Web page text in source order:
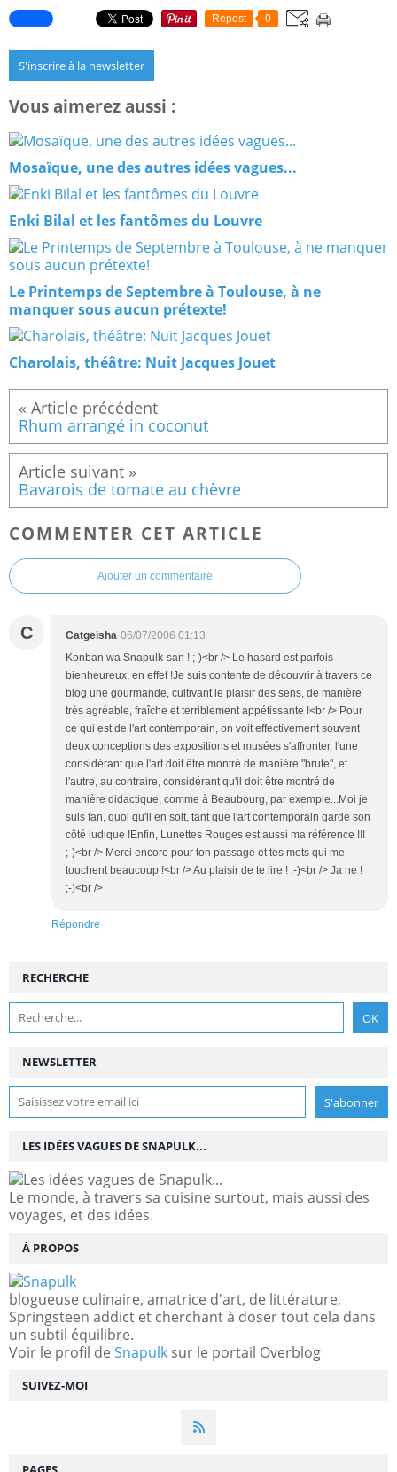
Repost 0
S'inscrire à la newsletter
Vous aimerez aussi :
Mosaïque, une des autres idées vagues...
Enki Bilal et les fantômes du Louvre
Le Printemps de Septembre à Toulouse, à ne
manquer sous aucun prétexte!
Charolais, théâtre: Nuit Jacques Jouet
Rhum arrangé in coconut
Bavarois de tomate au chèvre
COMMENTER CET ARTICLE
Ajouter un commentaire
C Catgeisha 06/07/2006 01:13
Konban wa Snapulk-san ! ;-)<br /> Le hasard est parfois
bienheureux, en effet !Je suis contente de découvrir à travers ce
blog une gourmande, cultivant le plaisir des sens, de manière
très agréable, fraîche et terriblement appétissante !<br /> Pour
ce qui est de l'art contemporain, on voit effectivement souvent
deux conceptions des expositions et musées s'affronter, l'une
considérant que l'art doit être montré de manière "brute", et
l'autre, au contraire, considérant qu'il doit être montré de
manière didactique, comme à Beaubourg, par exemple...Moi je
suis fan, quoi qu'il en soit, tant que l'art contemporain garde son
côté ludique !Enfin, Lunettes Rouges est aussi ma référence !!!
;-)<br /> Merci encore pour ton passage et tes mots qui me
touchent beaucoup !<br /> Au plaisir de te lire ! ;-)<br /> Ja ne !
;-)<br />
Répondre
NEWSLETTER
SUIVEZ-MOI
RECHERCHE
LES IDÉES VAGUES DE SNAPULK...
Le monde, à travers sa cuisine surtout, mais aussi des
voyages, et des idées.
À PROPOS
blogueuse culinaire, amatrice d'art, de littérature,
Springsteen addict et cherchant à doser tout cela dans
un subtil équilibre.
Voir le profil de Snapulk sur le portail Overblog